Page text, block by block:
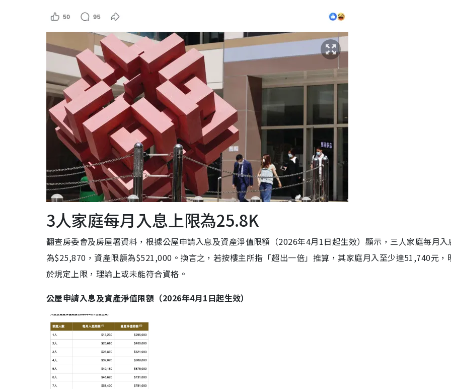
3人家庭每月入息上限為25.8K
翻查房委會及房屋署資料，根據公屋申請入息及資產淨值限額（2026年4月1日起生效）顯示，三人家庭每月入
為$25,870，資產限額為$521,000。換言之，若按樓主所指「超出一倍」推算，其家庭月入至少達51,740元，
於規定上限，理論上或未能符合資格。
公屋申請入息及資產淨值限額（2026年4月1日起生效）